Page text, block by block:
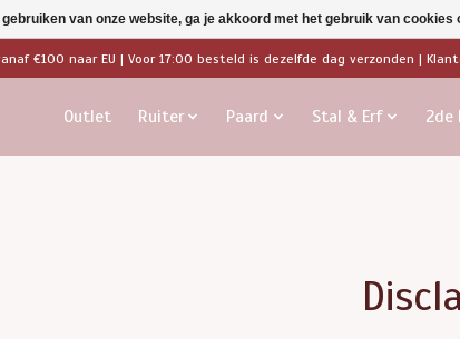
€100 naar EU | Voor 17:00 besteld is dezelfde dag verzonden |
Outlet Ruiter Paard Stal & Erf 2de
gebruiken van onze website, ga je akkoord met het gebruik van